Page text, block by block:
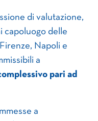
di valutazione,
capoluogo delle
Napoli e
a
pari ad
a